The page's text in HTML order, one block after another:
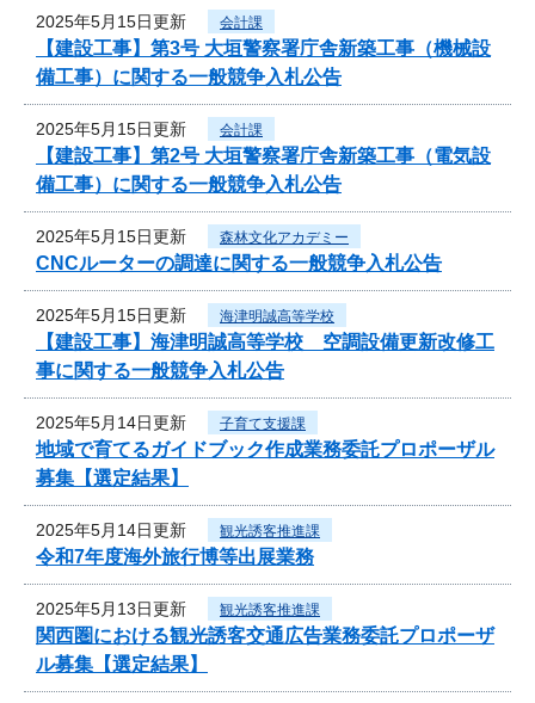
2025年5月15日更新 会計課
【建設工事】第3号 大垣警察署庁舎新築工事（機械設
備工事）に関する一般競争入札公告
2025年5月15日更新 会計課
【建設工事】第2号 大垣警察署庁舎新築工事（電気設
備工事）に関する一般競争入札公告
2025年5月15日更新 森林文化アカデミー
CNCルーターの調達に関する一般競争入札公告
2025年5月15日更新 海津明誠高等学校
【建設工事】海津明誠高等学校 空調設備更新改修工
事に関する一般競争入札公告
2025年5月14日更新 子育て支援課
地域で育てるガイドブック作成業務委託プロポーザル
募集【選定結果】
2025年5月14日更新 観光誘客推進課
令和7年度海外旅行博等出展業務
2025年5月13日更新 観光誘客推進課
関西圏における観光誘客交通広告業務委託プロポーザ
ル募集【選定結果】